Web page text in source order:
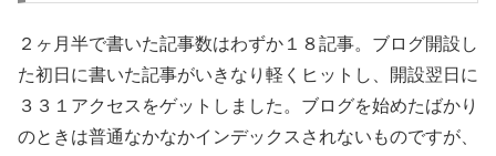
２ヶ月半で書いた記事数はわずか１８記事。ブログ開設し
た初日に書いた記事がいきなり軽くヒットし、開設翌日に
３３１アクセスをゲットしました。ブログを始めたばかり
のときは普通なかなかインデックスされないものですが、